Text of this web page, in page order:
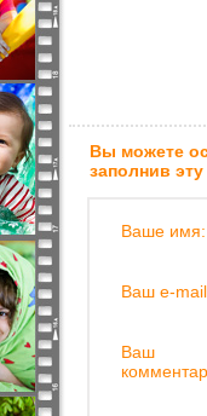
Вы можете
заполнив
Ваше имя:
Ваш e-
Ваш